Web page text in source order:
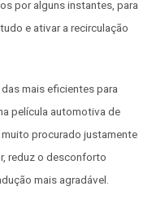
por alguns instantes, para
e ativar a recirculação
mais eficientes para
película automotiva de
muito procurado justamente
reduz o desconforto
mais agradável.